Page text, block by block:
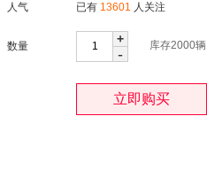
人气 已有 13601 人关注
数量 +
- 库存2000辆